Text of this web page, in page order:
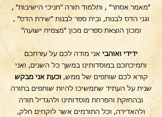
"מאמר אסתר" , ותלמוד תורה "חניכי הישיבות" ,
וגני הדס לבנות, ובית ספר לבנות "שירת הדס" ,
ומכון הוצאת ספרים מכון "מצמיח ישועה"
ידידי ואוהבי אני מודה לכם על עזרתכם
ותמיכתכם במוסדותינו במשך כל השנים, ואני
קורא לכם שותפים של ממש,וכעת אני מבקש
שנית על העתיד שתמשיכו להיות שותפים בתורה
ובהחזקת והפרחת מוסדותינו ולהגדיל תורה
ולהאדירה, וכל התורמים אשר לוקחים חלק,